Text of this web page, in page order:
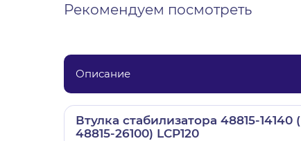
Рекомендуем посмотреть
Описание
Втулка стабилизатора 48815-14140 (
48815-26100) LCP120